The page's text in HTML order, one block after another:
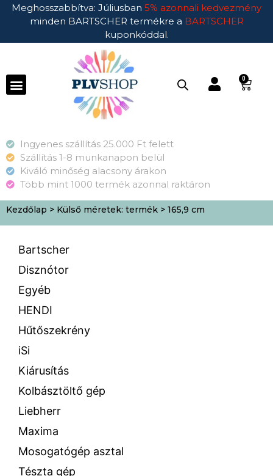
Meghosszabbítva: Júliusban 5% azonnali kedvezmény
minden BARTSCHER termékre a BARTSCHER
kuponkóddal.
0
Ingyenes szállítás 25.000 Ft felett
Szállítás 1-8 munkanapon belül
Kiváló minőség alacsony árakon
Több mint 1000 termék azonnal raktáron
Kezdőlap > Külső méretek: termék > 165,9 cm
Bartscher
Disznótor
Egyéb
HENDI
Hűtőszekrény
iSi
Kiárusítás
Kolbásztöltő gép
Liebherr
Maxima
Mosogatógép asztal
Tészta gép